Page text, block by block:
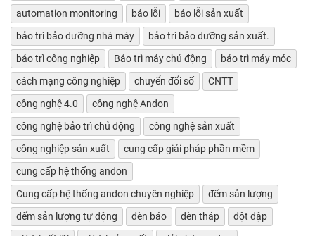
automation monitoring
báo lỗi
báo lỗi sản xuất
bảo trì bảo dưỡng nhà máy
bảo trì bảo dưỡng sản xuất.
bảo trì công nghiệp
Bảo trì máy chủ động
bảo trì máy móc
cách mạng công nghiệp
chuyển đổi số
CNTT
công nghệ 4.0
công nghệ Andon
công nghệ bảo trì chủ động
công nghệ sản xuất
công nghiệp sản xuất
cung cấp giải pháp phần mềm
cung cấp hệ thống andon
Cung cấp hệ thống andon chuyên nghiệp
đếm sản lượng
đếm sản lượng tự động
đèn báo đèn tháp
đột dập